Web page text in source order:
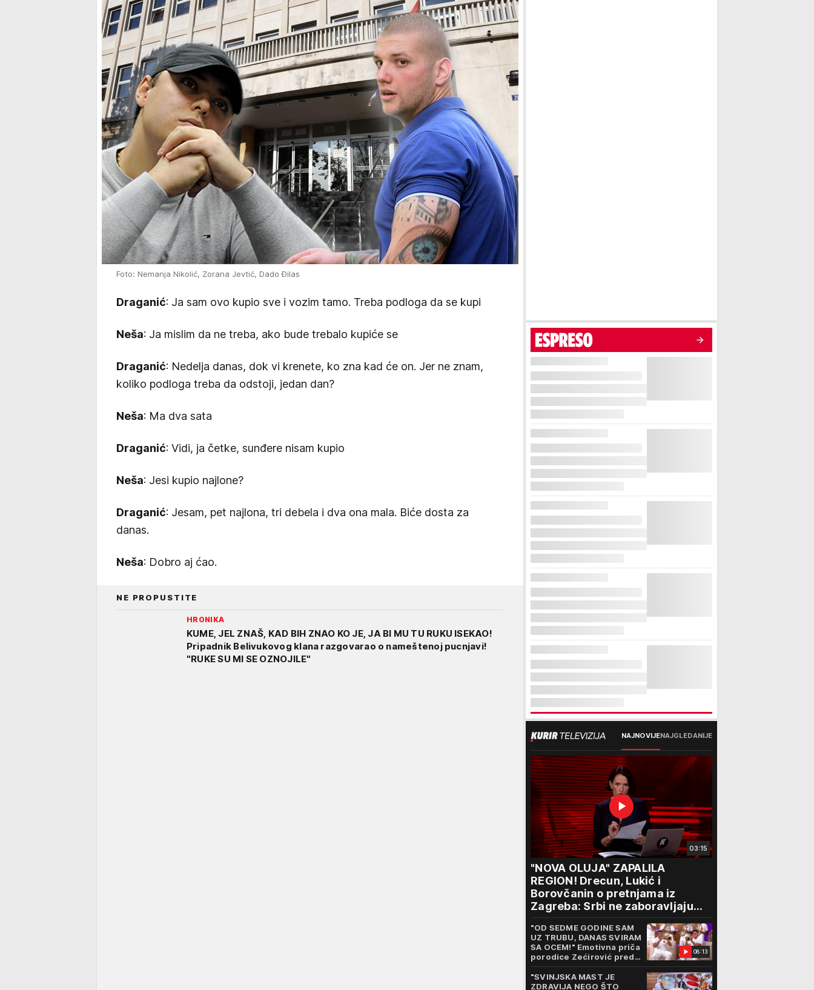
Foto: Nemanja Nikolić, Zorana Jevtić, Dado Đilas
Draganić: Ja sam ovo kupio sve i vozim tamo. Treba podloga da se kupi
Neša: Ja mislim da ne treba, ako bude trebalo kupiće se
Draganić: Nedelja danas, dok vi krenete, ko zna kad će on. Jer ne znam,
koliko podloga treba da odstoji, jedan dan?
Neša: Ma dva sata
Draganić: Vidi, ja četke, sunđere nisam kupio
Neša: Jesi kupio najlone?
Draganić: Jesam, pet najlona, tri debela i dva ona mala. Biće dosta za
danas.
Neša: Dobro aj ćao.
NE PROPUSTITE
HRONIKA
KUME, JEL ZNAŠ, KAD BIH ZNAO KO JE, JA BI MU TU RUKU ISEKAO!
Pripadnik Belivukovog klana razgovarao o nameštenoj pucnjavi!
"RUKE SU MI SE OZNOJILE"
NAJNOVIJENAJGLEDANIJE
03:15
"NOVA OLUJA" ZAPALILA
REGION! Drecun, Lukić i
Borovčanin o pretnjama iz
Zagreba: Srbi ne zaboravljaju
progon
08:13
"OD SEDME GODINE SAM
UZ TRUBU, DANAS SVIRAM
SA OCEM!" Emotivna priča
porodice Zećirović pred
65. Sabor trubača u Guči
"SVINJSKA MAST JE
ZDRAVIJA NEGO ŠTO